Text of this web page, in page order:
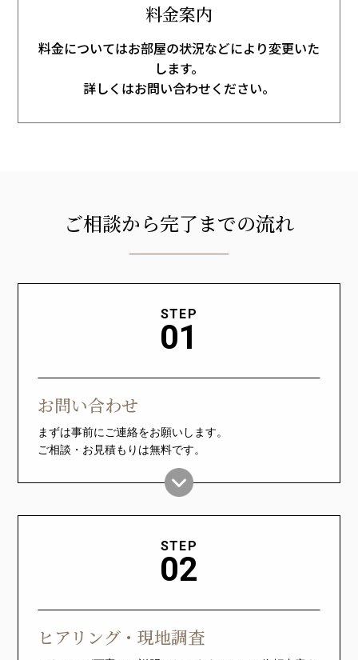
料金案内
料金についてはお部屋の状況などにより変更いた
します。
詳しくはお問い合わせください。
ご相談から完了までの流れ
STEP
01
お問い合わせ
まずは事前にご連絡をお願いします。
ご相談・お見積もりは無料です。
STEP
02
ヒアリング・現地調査